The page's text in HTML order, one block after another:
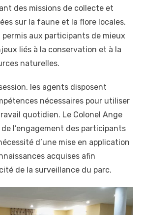
des missions de collecte et
sur la faune et la flore locales.
aux participants de mieux
liés à la conservation et à la
naturelles.
les agents disposent
nécessaires pour utiliser
quotidien. Le Colonel Ange
l’engagement des participants
d’une mise en application
acquises afin
de la surveillance du parc.